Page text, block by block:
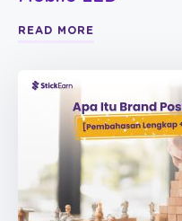
READ MORE